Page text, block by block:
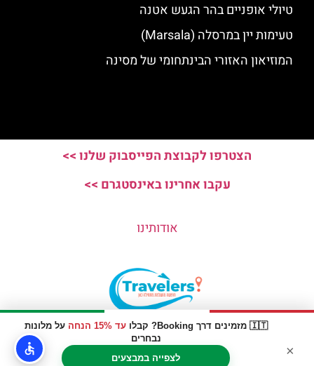
🇮🇹 מזמינים דרך Booking? קבלו עד 15% הנחה
על מלונות
נבחרים
לצפייה במבצעים
×
טיולי אופניים בהר הגעש אטנה
טעימות יין במרסלה (Marsala)
המוזיאון האזורי הבינתחומי של מסינה
הצטרפו לקבוצת הפייסבוק שלנו >>
עקבו אחרינו באינסטגרם >>
אודותינו
האתר הינו אתר המלצות מטיילים © כל הזכויות שמורות לסוכנות
TRAVELERS.CO.IL